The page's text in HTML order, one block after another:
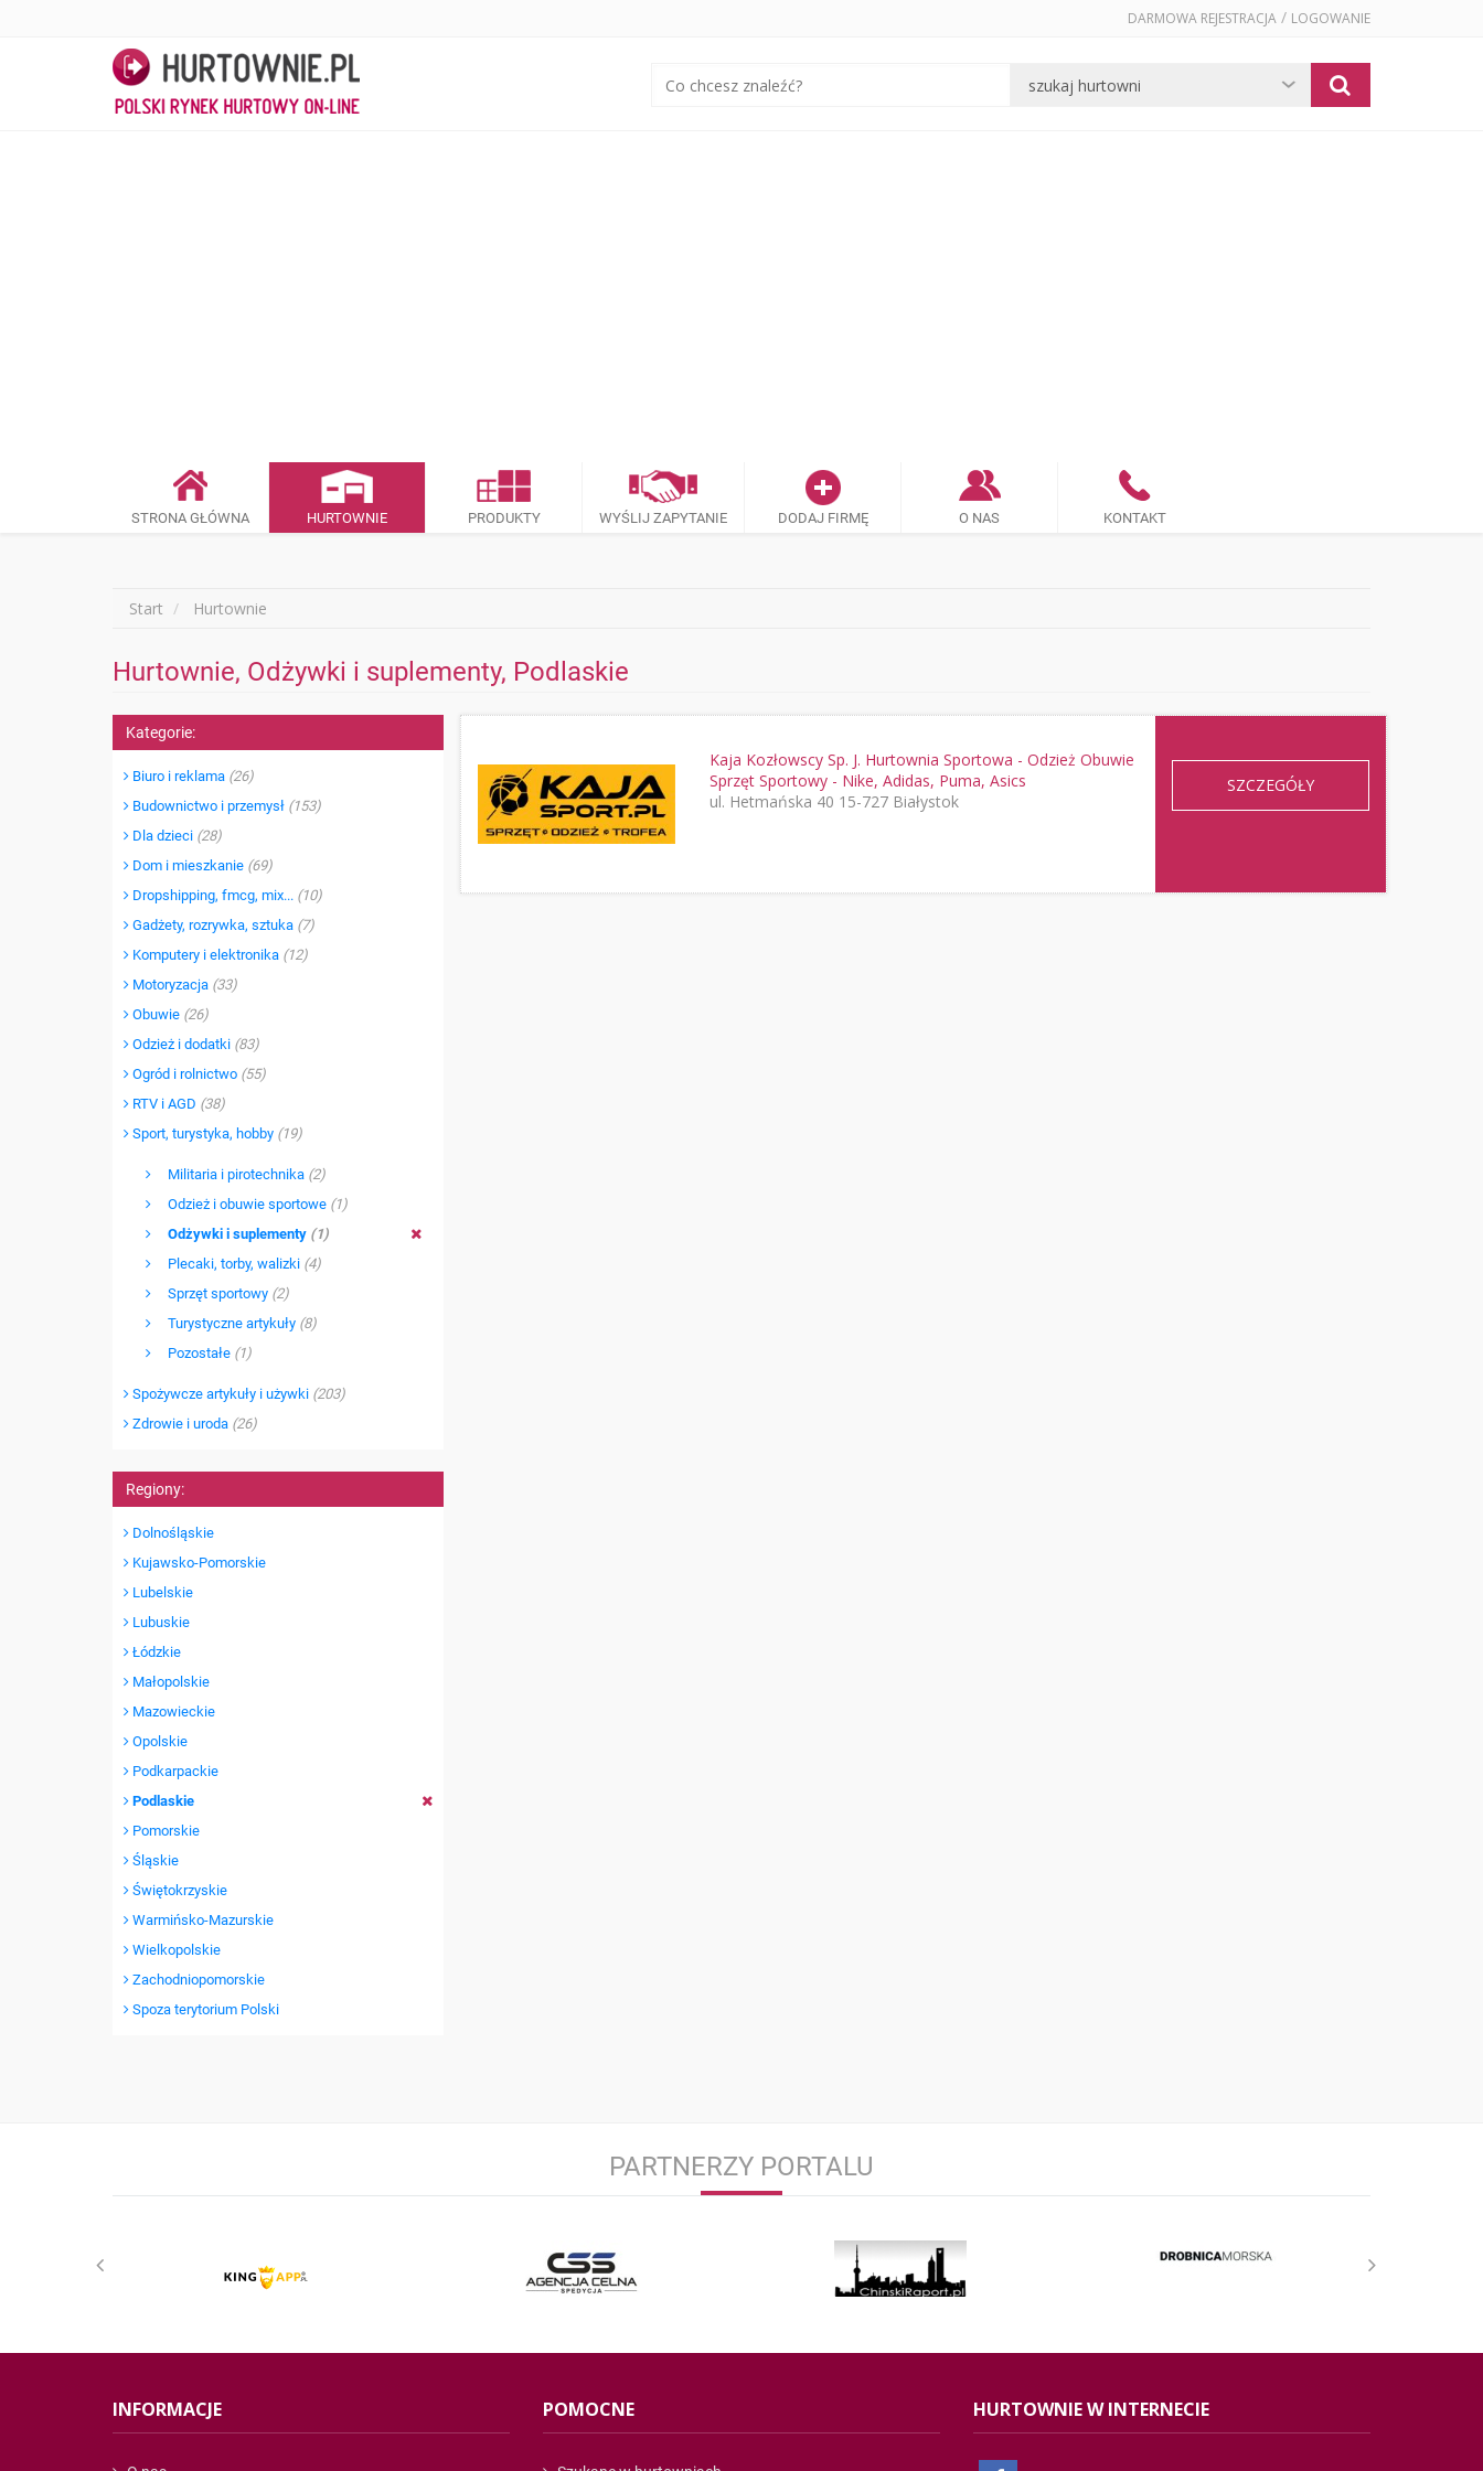
DARMOWA REJESTRACJA / LOGOWANIE
STRONA GŁÓWNA HURTOWNIE PRODUKTY WYŚLIJ ZAPYTANIE DODAJ FIRMĘ O NAS KONTAKT
Start Hurtownie
Hurtownie, Odżywki i suplementy, Podlaskie
Kategorie:
Biuro i reklama (26)
Budownictwo i przemysł (153)
Dla dzieci (28)
Dom i mieszkanie (69)
Dropshipping, fmcg, mix... (10)
Gadżety, rozrywka, sztuka (7)
Komputery i elektronika (12)
Motoryzacja (33)
Obuwie (26)
Odzież i dodatki (83)
Ogród i rolnictwo (55)
RTV i AGD (38)
Sport, turystyka, hobby (19)
Militaria i pirotechnika (2)
Odzież i obuwie sportowe (1)
Odżywki i suplementy (1)
Plecaki, torby, walizki (4)
Sprzęt sportowy (2)
Turystyczne artykuły (8)
Pozostałe (1)
Spożywcze artykuły i używki (203)
Zdrowie i uroda (26)
Regiony:
Dolnośląskie
Kujawsko-Pomorskie
Lubelskie
Lubuskie
Łódzkie
Małopolskie
Mazowieckie
Opolskie
Podkarpackie
Podlaskie
Pomorskie
Śląskie
Świętokrzyskie
Warmińsko-Mazurskie
Wielkopolskie
Zachodniopomorskie
Spoza terytorium Polski
Kaja Kozłowscy Sp. J. Hurtownia Sportowa - Odzież Obuwie
Sprzęt Sportowy - Nike, Adidas, Puma, Asics
ul. Hetmańska 40 15-727 Białystok
SZCZEGÓŁY
PARTNERZY PORTALU
INFORMACJE POMOCNE HURTOWNIE W INTERNECIE